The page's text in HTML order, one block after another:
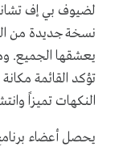
لضيوف بي إف
نسخة جديدة من
يعشقها الجميع.
تؤكد القائمة
النكهات تميزاً
يحصل أعضاء